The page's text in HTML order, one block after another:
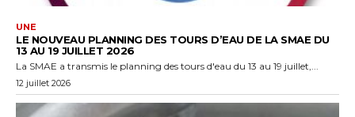
UNE
LE NOUVEAU PLANNING DES TOURS D’EAU DE LA SMAE DU
13 AU 19 JUILLET 2026
La SMAE a transmis le planning des tours d'eau du 13 au 19 juillet,...
12 juillet 2026